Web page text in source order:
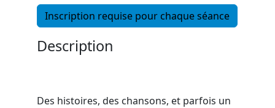
Inscription requise pour chaque séance
Description
Des histoires, des chansons, et parfois un